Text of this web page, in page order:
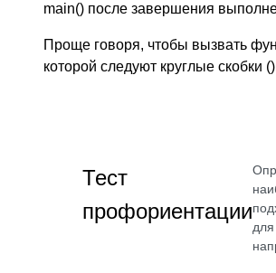
main() после завершения
Проще говоря, чтобы вызвать
которой следуют круглые
Тест
профориентации